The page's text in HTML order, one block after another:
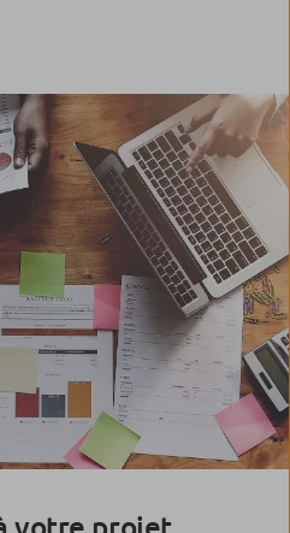
votre projet